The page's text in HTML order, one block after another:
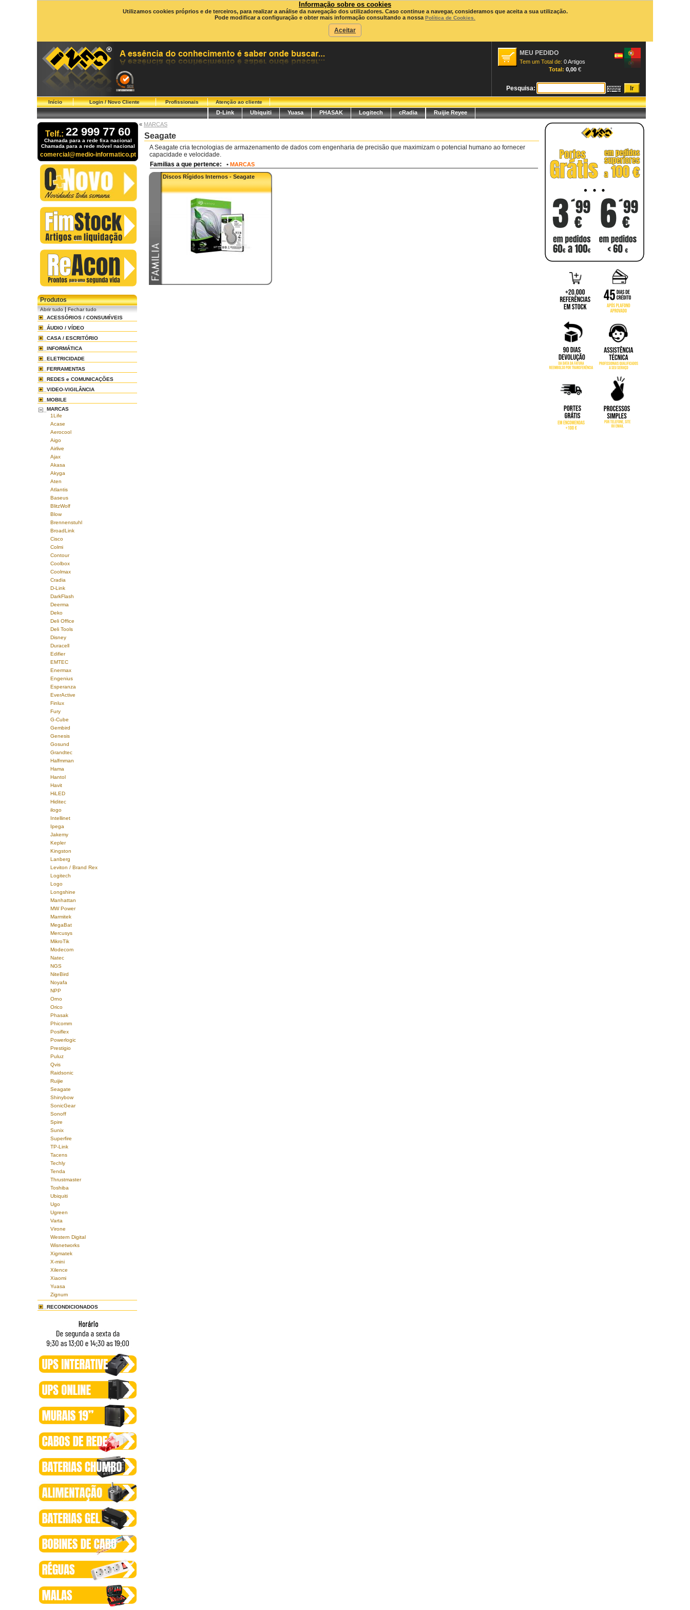
Informação sobre os cookies
Utilizamos cookies próprios e de terceiros, para realizar a análise da navegação dos utilizadores. Caso continue a navegar, consideramos que aceita a sua utilização.
Pode modificar a configuração e obter mais informação consultando a nossa Política de Cookies.
Aceitar
MEU PEDIDO
Tem um Total de: 0 Artigos
Total: 0,00 €
Pesquisa:
Início Login / Novo Cliente Profissionais Atenção ao cliente
D-Link Ubiquiti Yuasa PHASAK Logitech cRadia Ruijie Reyee
Telf.: 22 999 77 60
Chamada para a rede fixa nacional
Chamada para a rede móvel nacional
comercial@medio-informatico.pt
Produtos
Abrir tudo|Fechar tudo
ACESSÓRIOS / CONSUMÍVEIS
ÁUDIO / VÍDEO
CASA / ESCRITÓRIO
INFORMÁTICA
ELETRICIDADE
FERRAMENTAS
REDES e COMUNICAÇÕES
VIDEO-VIGILÂNCIA
MOBILE
MARCAS
1Life
Acase
Aerocool
Aigo
Airlive
Ajax
Akasa
Akyga
Aten
Atlantis
Baseus
BlitzWolf
Blow
Brennenstuhl
BroadLink
Cisco
Colmi
Contour
Coolbox
Coolmax
Cradia
D-Link
DarkFlash
Deerma
Deko
Deli Office
Deli Tools
Disney
Duracell
Edifier
EMTEC
Enermax
Engenius
Esperanza
EverActive
Finlux
Fury
G-Cube
Gembird
Genesis
Gosund
Grandtec
Halfmman
Hama
Hantol
Havit
HiLED
Hiditec
ilogo
Intellinet
Ipega
Jakemy
Kepler
Kingston
Lanberg
Leviton / Brand Rex
Logitech
Logo
Longshine
Manhattan
MW Power
Marmitek
MegaBat
Mercusys
MikroTik
Modecom
Natec
NGS
NiteBird
Noyafa
NPP
Orno
Orico
Phasak
Phicomm
Posiflex
Powerlogic
Prestigio
Puluz
Qvis
Raidsonic
Ruijie
Seagate
Shinybow
SonicGear
Sonoff
Spire
Sunix
Superfire
TP-Link
Tacens
Techly
Tenda
Thrustmaster
Toshiba
Ubiquiti
Ugo
Ugreen
Varta
Virone
Western Digital
Wisnetworks
Xigmatek
X-mini
Xilence
Xiaomi
Yuasa
Zignum
RECONDICIONADOS
« MARCAS
Seagate
A Seagate cria tecnologias de armazenamento de dados com engenharia de precisão que maximizam o potencial humano ao fornecer
capacidade e velocidade.
Familias a que pertence: • MARCAS
Discos Rígidos Internos - Seagate